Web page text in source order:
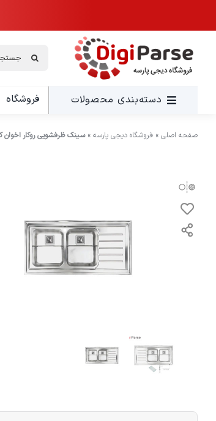
جستجو
برای:
دسته‌بندی محصولات فروشگاه
صفحه اصلی » فروشگاه دیجی پارسه »سینک ظرفشویی روکار اخوان کد